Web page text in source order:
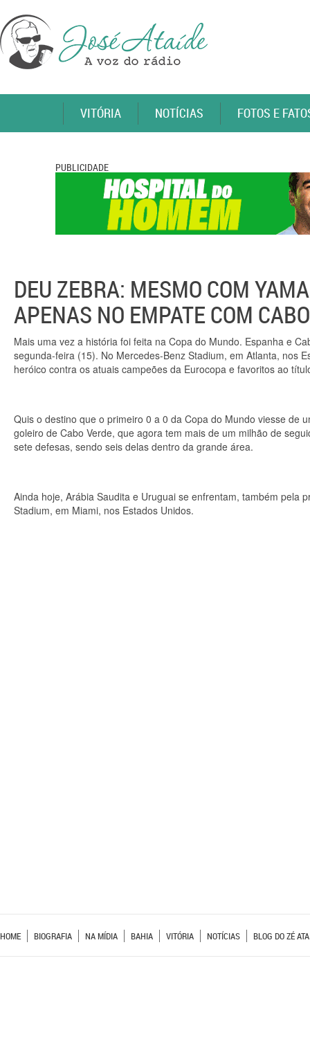
VITÓRIA NOTÍCIAS FOTOS E
PUBLICIDADE
DEU ZEBRA: MESMO COM
APENAS NO EMPATE COM
Mais uma vez a história foi feita na Copa do Mundo. Espanha e
segunda-feira (15). No Mercedes-Benz Stadium, em Atlanta, nos
heróico contra os atuais campeões da Eurocopa e favoritos ao
Quis o destino que o primeiro 0 a 0 da Copa do Mundo viesse de
goleiro de Cabo Verde, que agora tem mais de um milhão de
sete defesas, sendo seis delas dentro da grande área.
Ainda hoje, Arábia Saudita e Uruguai se enfrentam, também pela
Stadium, em Miami, nos Estados Unidos.
HOME BIOGRAFIA NA MÍDIA BAHIA VITÓRIA NOTÍCIAS BLOG DO ZÉ